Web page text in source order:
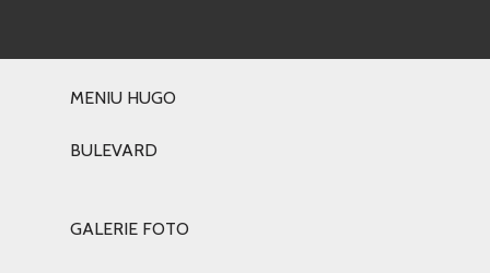
MENIU HUGO
BULEVARD
GALERIE FOTO